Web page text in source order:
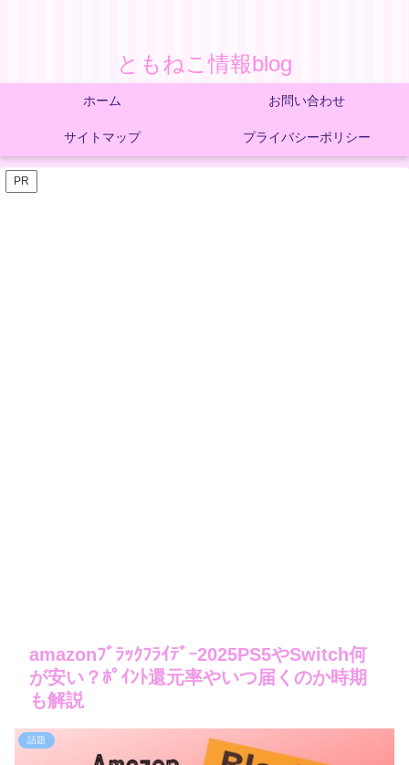
ともねこ情報blog
ホーム お問い合わせ
サイトマップ プライバシーポリシー
PR
amazonﾌﾞﾗｯｸﾌﾗｲﾃﾞｰ2025PS5やSwitch何
が安い？ﾎﾟｲﾝﾄ還元率やいつ届くのか時期
も解説
話題